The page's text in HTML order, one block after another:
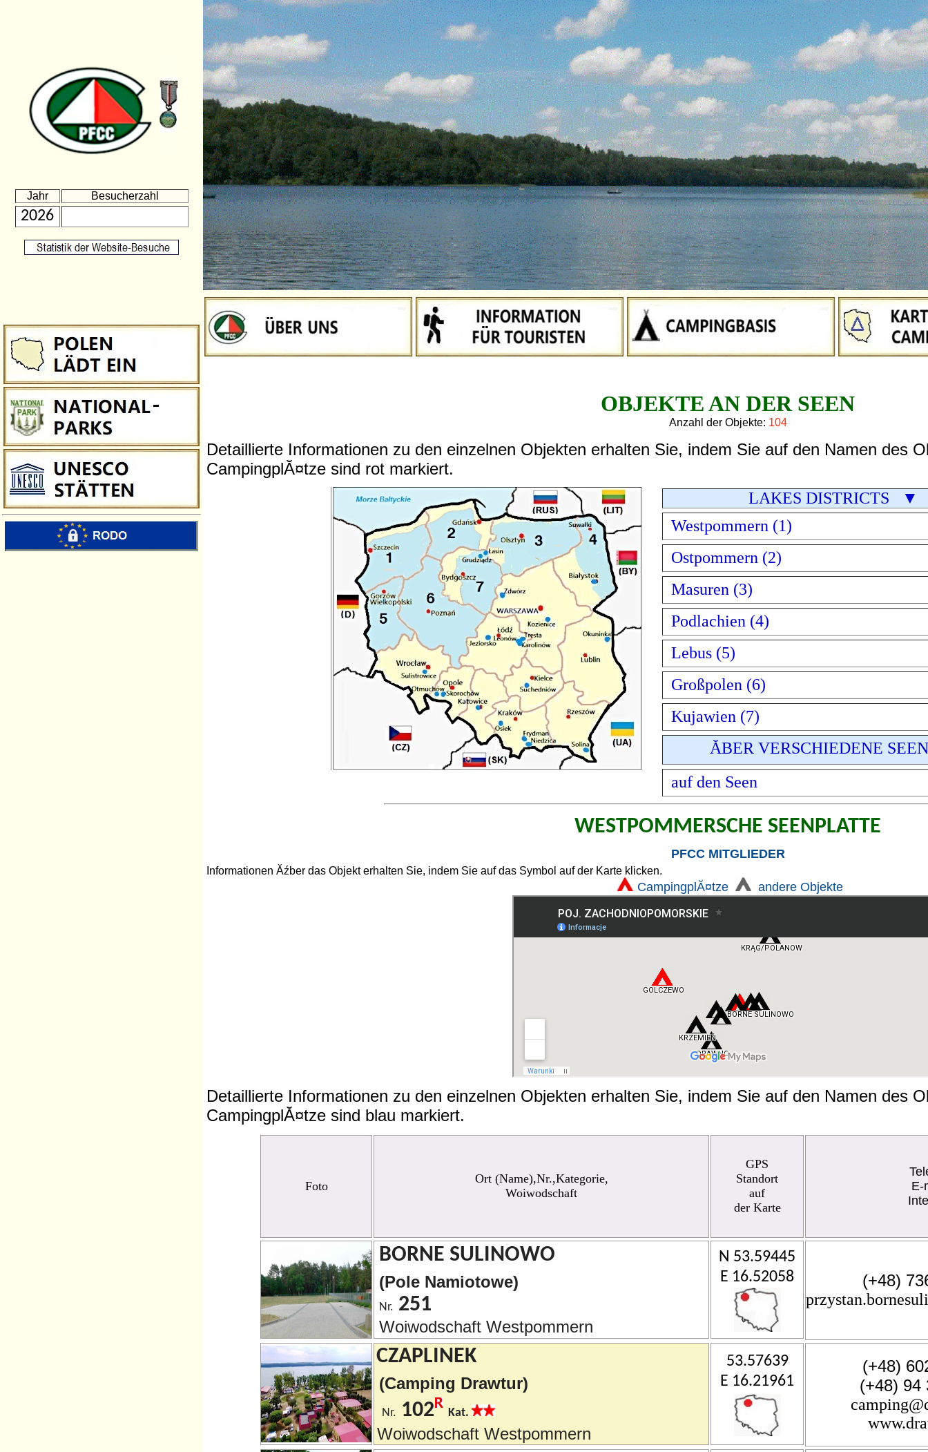
Jahr Besucherzahl
2026
OBJEKTE AN DER SEEN
Anzahl der Objekte: 104
Detaillierte Informationen zu den einzelnen Objekten erhalten Sie, indem Sie auf den Namen des
CampingplĂ¤tze sind rot markiert.
LAKES DISTRICTS ▼
Westpommern (1)
Ostpommern (2)
Masuren (3)
Podlachien (4)
Lebus (5)
Großpolen (6)
Kujawien (7)
ĂBER VERSCHIEDENE
auf den Seen
WESTPOMMERSCHE SEENPLATTE
PFCC MITGLIEDER
Informationen Ăźber das Objekt erhalten Sie, indem Sie auf das Symbol auf der Karte klicken.
CampingplĂ¤tze andere Objekte
Detaillierte Informationen zu den einzelnen Objekten erhalten Sie, indem Sie auf den Namen des
CampingplĂ¤tze sind blau markiert.
Foto
Ort (Name),Nr.,Kategorie,
Woiwodschaft
GPS
Standort
auf
der Karte
E-
BORNE SULINOWO
(Pole Namiotowe)
Nr. 251
Woiwodschaft Westpommern
N 53.59445
E 16.52058
(+48)
CZAPLINEK
(Camping Drawtur)
Nr. 102 Kat.
Woiwodschaft Westpommern
53.57639
E 16.21961
(+48)
(+48) 94